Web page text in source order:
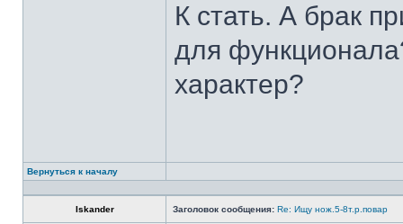
К стать. А брак
для
характер?
Вернуться к началу
Iskander Заголовок сообщения: Re: Ищу нож.5-8т.р.повар